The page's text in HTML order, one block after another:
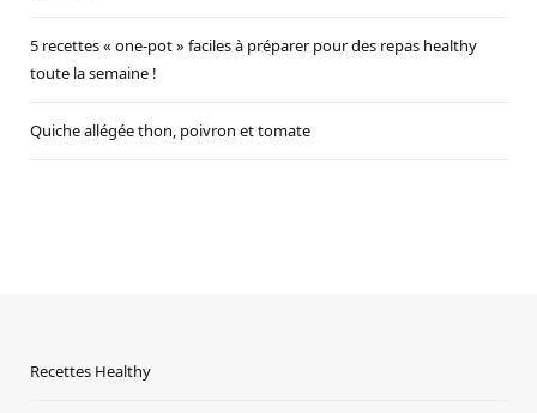
5 recettes « one-pot » faciles à préparer pour des repas healthy
toute la semaine !
Quiche allégée thon, poivron et tomate
Recettes Healthy